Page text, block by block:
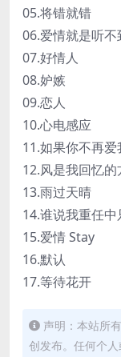
05.将错就错
06.爱情就是听不
07.好情人
08.妒嫉
09.恋人
10.心电感应
11.如果你不再爱
12.风是我回忆的
13.雨过天晴
14.谁说我重任
15.爱情 Stay
16.默认
17.等待花开
声明：本站所
创发布。任何个